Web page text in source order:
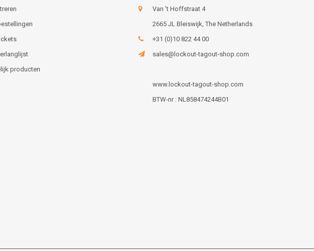
producten
Van 't Hoffstraat 4
2665 JL Bleiswijk, The Netherlands
+31 (0)10 822 44 00
sales@lockout-tagout-shop.com
www.lockout-tagout-shop.com
BTW-nr : NL858474244B01